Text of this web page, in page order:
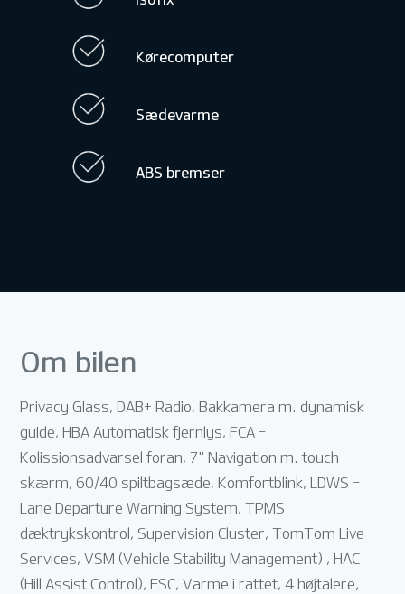
Kørecomputer
Sædevarme
ABS bremser
Om bilen
Privacy Glass, DAB+ Radio, Bakkamera m. dynamisk
guide, HBA Automatisk fjernlys, FCA -
Kolissionsadvarsel foran, 7" Navigation m. touch
skærm, 60/40 spiltbagsæde, Komfortblink, LDWS -
Lane Departure Warning System, TPMS
dæktrykskontrol, Supervision Cluster, TomTom Live
Services, VSM (Vehicle Stability Management) , HAC
(Hill Assist Control), ESC, Varme i rattet, 4 højtalere,